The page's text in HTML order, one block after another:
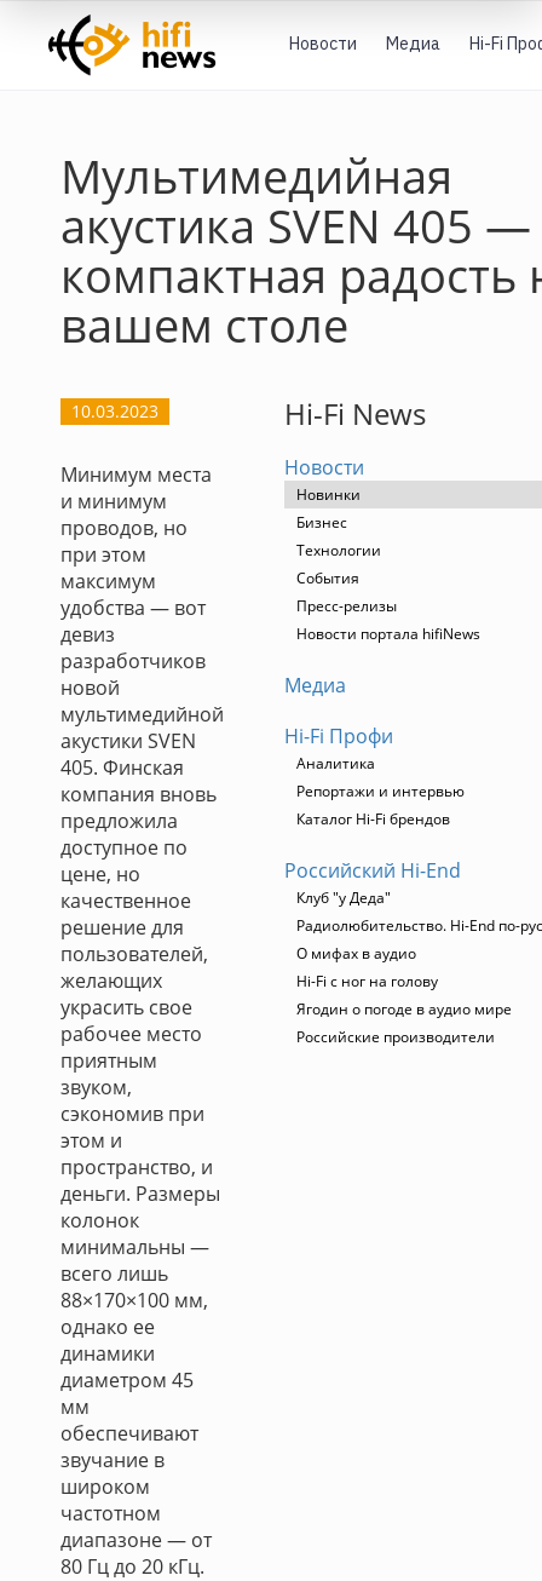
Новости Медиа Hi-Fi
Мультимедийная
акустика SVEN 405 —
компактная радость
вашем столе
10.03.2023
Минимум места
и минимум
проводов, но
при этом
максимум
удобства — вот
девиз
разработчиков
новой
мультимедийной
акустики SVEN
405. Финская
компания вновь
предложила
доступное по
цене, но
качественное
решение для
пользователей,
желающих
украсить свое
рабочее место
приятным
звуком,
сэкономив при
этом и
пространство, и
деньги. Размеры
колонок
минимальны —
всего лишь
88×170×100 мм,
однако ее
динамики
диаметром 45
мм
обеспечивают
звучание в
широком
частотном
диапазоне — от
80 Гц до 20 кГц.
Hi-Fi News
Новости
Новинки
Бизнес
Технологии
События
Пресс-релизы
Новости портала hifiNews
Медиа
Hi-Fi Профи
Аналитика
Репортажи и интервью
Каталог Hi-Fi брендов
Российский Hi-End
Клуб "у Деда"
Радиолюбительство. Hi-End по-
О мифах в аудио
Hi-Fi с ног на голову
Ягодин о погоде в аудио мире
Российские производители